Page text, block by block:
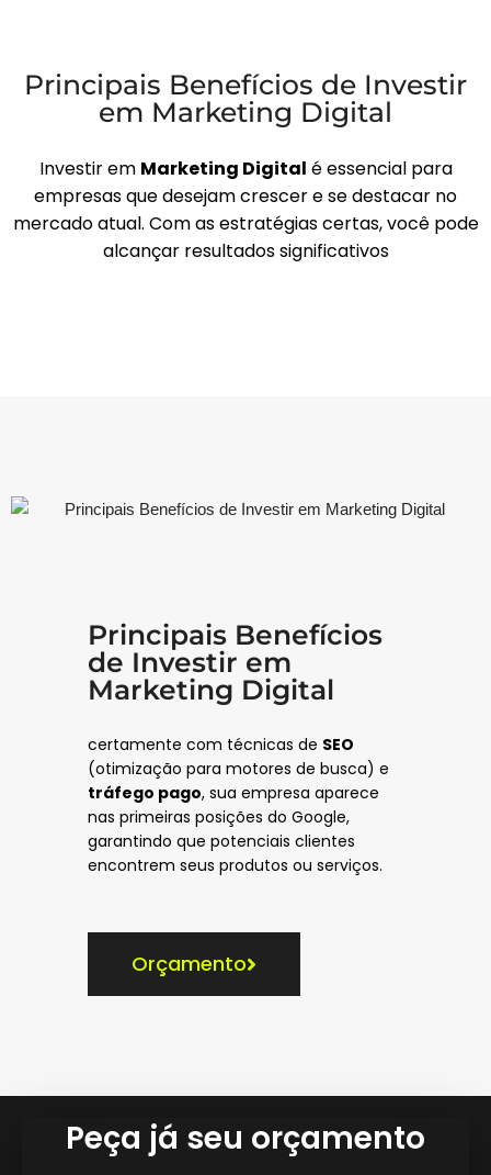
Principais Benefícios de Investir
em Marketing Digital
Investir em Marketing Digital é essencial para
empresas que desejam crescer e se destacar no
mercado atual. Com as estratégias certas, você pode
alcançar resultados significativos
Principais Benefícios
de Investir em
Marketing Digital
certamente com técnicas de SEO
(otimização para motores de busca) e
tráfego pago, sua empresa aparece
nas primeiras posições do Google,
garantindo que potenciais clientes
encontrem seus produtos ou serviços.
Orçamento
Peça já seu orçamento